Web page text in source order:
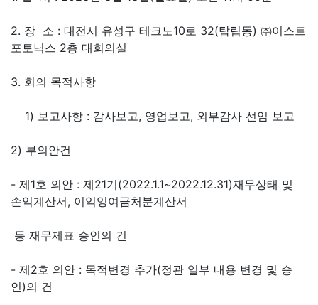
2. 장 소 : 대전시 유성구 테크노10로 32(탑립동) ㈜이스트
포토닉스 2층 대회의실
3. 회의 목적사항
1) 보고사항 : 감사보고, 영업보고, 외부감사 선임 보고
2) 부의안건
- 제1호 의안 : 제21기(2022.1.1~2022.12.31)재무상태 및
손익계산서, 이익잉여금처분계산서
등 재무제표 승인의 건
- 제2호 의안 : 목적변경 추가(정관 일부 내용 변경 및 승
인)의 건